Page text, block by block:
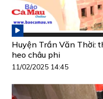
Huyện Trần Văn Thời:
heo châu phi
11/02/2025 14:45